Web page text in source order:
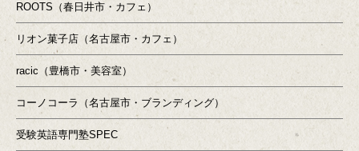
ROOTS（春日井市・カフェ）
リオン菓子店（名古屋市・カフェ）
racic（豊橋市・美容室）
コーノコーラ（名古屋市・ブランディング）
受験英語専門塾SPEC